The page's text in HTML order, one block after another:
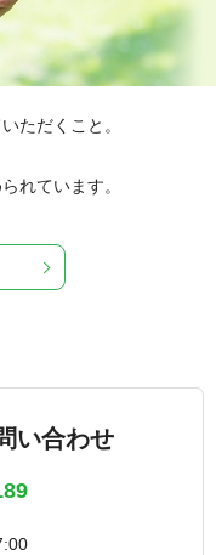
ただくこと。
れています。
い合わせ